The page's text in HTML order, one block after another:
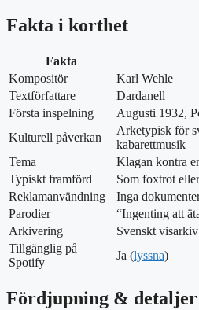
Fakta i korthet
Fakta
Kompositör
Karl Wehle
Textförfattare
Dardanell
Första inspelning
Augusti 1932,
Kulturell påverkan
Arketypisk för
kabarettmusik
Tema
Klagan kontra
Typiskt framförd
Som foxtrot
Reklamanvändning
Inga
Parodier
“Ingenting att
Arkivering
Svenskt visarkiv
Tillgänglig på
Spotify
Ja (lyssna)
Fördjupning & detaljer